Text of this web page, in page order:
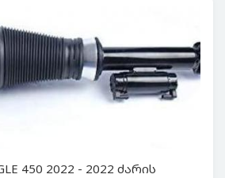
450 2022 - 2022 ძარის